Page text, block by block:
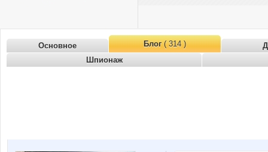
Основное Блог( 314 )
Шпионаж